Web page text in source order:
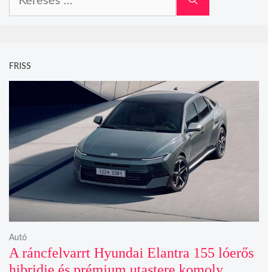
FRISS
A ráncfelvarrt Hyundai Elantra 155 lóerős
Autó